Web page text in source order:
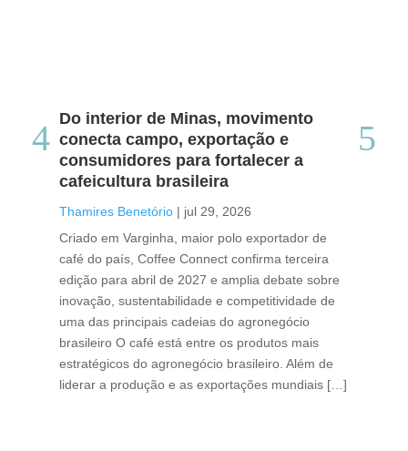
Do interior de Minas, movimento
conecta campo, exportação e
consumidores para fortalecer a
cafeicultura brasileira
Thamires Benetório | jul 29, 2026
Criado em Varginha, maior polo exportador de
café do país, Coffee Connect confirma terceira
edição para abril de 2027 e amplia debate sobre
inovação, sustentabilidade e competitividade de
uma das principais cadeias do agronegócio
brasileiro O café está entre os produtos mais
estratégicos do agronegócio brasileiro. Além de
liderar a produção e as exportações mundiais […]